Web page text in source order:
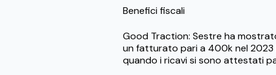
Benefici fiscali
Good Traction: Sestre ha
un fatturato pari a 400k nel
quando i ricavi si sono attestati